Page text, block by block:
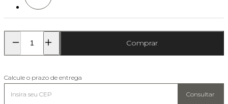
Comprar
Calcule o prazo de entrega
Consultar